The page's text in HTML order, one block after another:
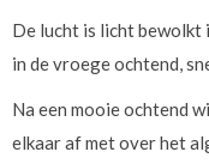
De lucht is licht bewolkt
in de vroege ochtend,
Na een mooie ochtend
elkaar af met over het